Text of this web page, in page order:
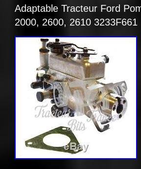
Adaptable Tracteur Ford
2000, 2600, 2610 3233F661